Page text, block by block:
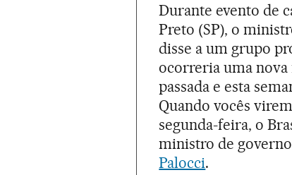
Durante evento de
Preto (SP), o
disse a um grupo
ocorreria uma nova
passada e esta
Quando vocês
segunda-feira, o
ministro de
Palocci.